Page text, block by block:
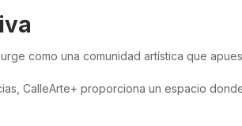
como una comunidad artística que
CalleArte+ proporciona un espacio